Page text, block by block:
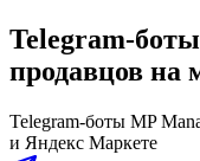
Telegram-
продавцов на
Telegram-боты MP
и Яндекс Маркете